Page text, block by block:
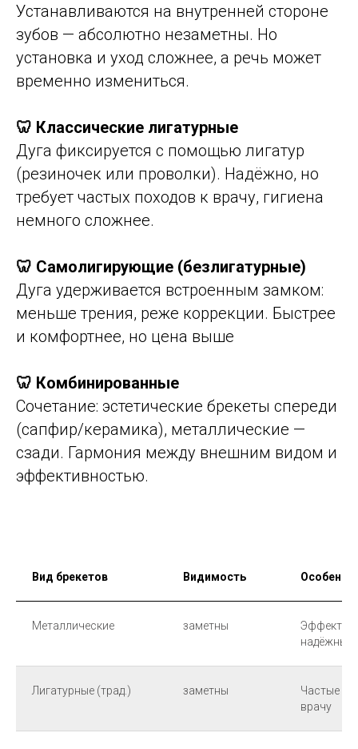
Устанавливаются на внутренней стороне
зубов — абсолютно незаметны. Но
установка и уход сложнее, а речь может
временно измениться.
🦷 Классические лигатурные
Дуга фиксируется с помощью лигатур
(резиночек или проволки). Надёжно, но
требует частых походов к врачу, гигиена
немного сложнее.
🦷 Самолигирующие (безлигатурные)
Дуга удерживается встроенным замком:
меньше трения, реже коррекции. Быстрее
и комфортнее, но цена выше
🦷 Комбинированные
Сочетание: эстетические брекеты спереди
(сапфир/керамика), металлические —
сзади. Гармония между внешним видом и
эффективностью.
Вид брекетов Видимость
Металлические заметны
надёжны
Лигатурные (трад.) заметны
Частые
врачу